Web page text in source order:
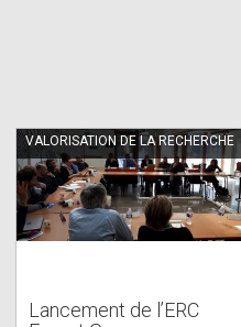
VALORISATION DE LA RECHERCHE
Lancement de l’ERC